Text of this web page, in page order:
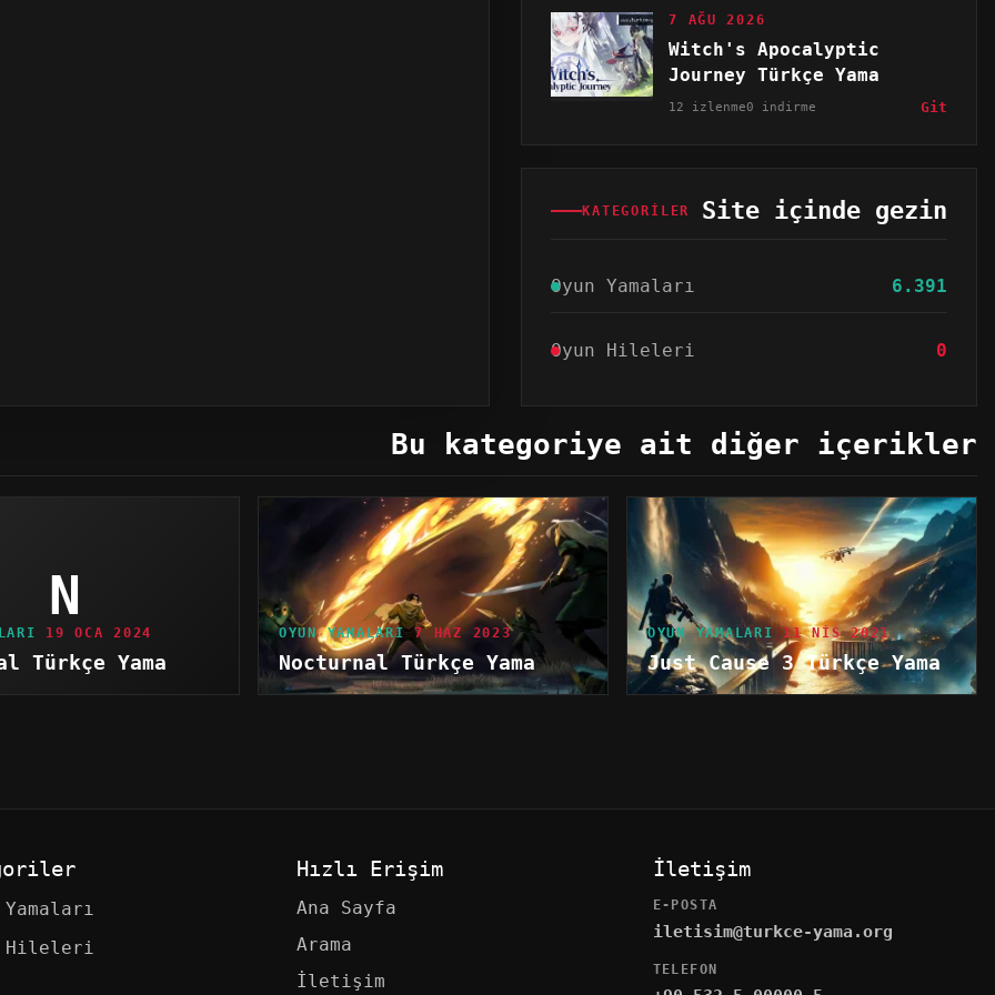
7 AĞU 2026
Witch's Apocalyptic
Journey Türkçe Yama
12 izlenme0 indirme Git
KATEGORILER Site içinde gezin
Oyun Yamaları 6.391
Oyun Hileleri 0
Bu kategoriye ait diğer içerikler
N
19 OCA 2024
Türkçe Yama
OYUN YAMALARI 7 HAZ 2023
Nocturnal Türkçe Yama
OYUN YAMALARI 11 NIS 2021
Just Cause 3 Türkçe Yama
Yamaları
Hileleri
Hızlı Erişim
Ana Sayfa
Arama
İletişim
İletişim
E-POSTA
iletisim@turkce-yama.org
TELEFON